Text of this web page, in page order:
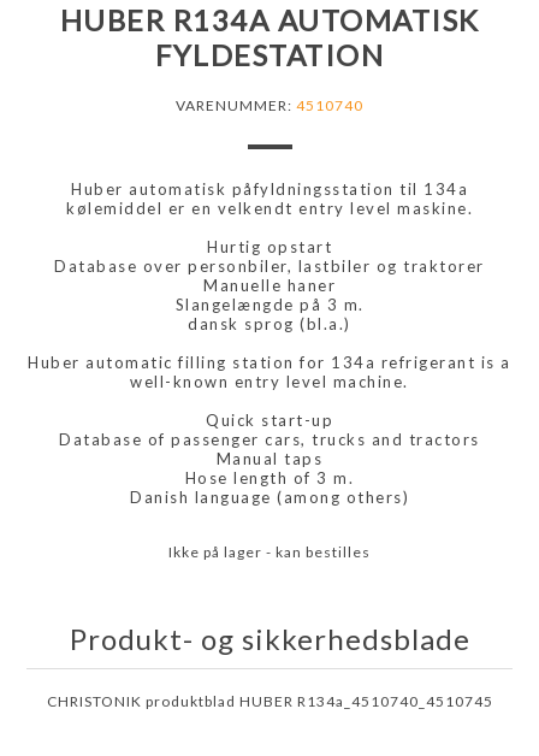
HUBER R134A AUTOMATISK
FYLDESTATION
VARENUMMER: 4510740
Huber automatisk påfyldningsstation til 134a
kølemiddel er en velkendt entry level maskine.
Hurtig opstart
Database over personbiler, lastbiler og traktorer
Manuelle haner
Slangelængde på 3 m.
dansk sprog (bl.a.)
Huber automatic filling station for 134a refrigerant is a
well-known entry level machine.
Quick start-up
Database of passenger cars, trucks and tractors
Manual taps
Hose length of 3 m.
Danish language (among others)
Ikke på lager - kan bestilles
Produkt- og sikkerhedsblade
CHRISTONIK produktblad HUBER R134a_4510740_4510745